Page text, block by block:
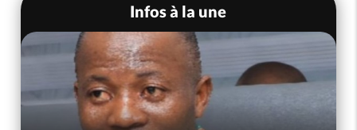
Infos à la une